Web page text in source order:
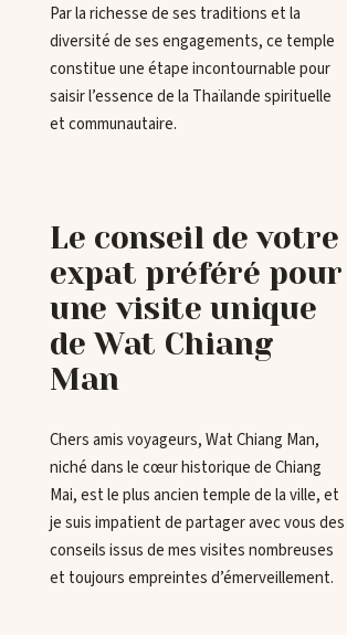
Par la richesse de ses traditions et la
diversité de ses engagements, ce temple
constitue une étape incontournable pour
saisir l’essence de la Thaïlande spirituelle
et communautaire.
Le conseil de votre
expat préféré pour
une visite unique
de Wat Chiang
Man
Chers amis voyageurs, Wat Chiang Man,
niché dans le cœur historique de Chiang
Mai, est le plus ancien temple de la ville, et
je suis impatient de partager avec vous des
conseils issus de mes visites nombreuses
et toujours empreintes d’émerveillement.